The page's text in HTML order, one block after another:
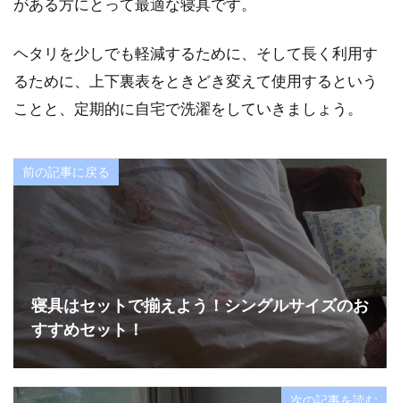
がある方にとって最適な寝具です。
ヘタリを少しでも軽減するために、そして長く利用す
るために、上下裏表をときどき変えて使用するという
ことと、定期的に自宅で洗濯をしていきましょう。
前の記事に戻る
寝具はセットで揃えよう！シングルサイズのお
すすめセット！